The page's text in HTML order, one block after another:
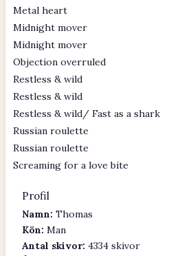
Metal heart
Midnight mover
Midnight mover
Objection overruled
Restless & wild
Restless & wild
Restless & wild/ Fast as a shark
Russian roulette
Russian roulette
Screaming for a love bite
Profil
Namn: Thomas
Kön: Man
Antal skivor: 4334 skivor